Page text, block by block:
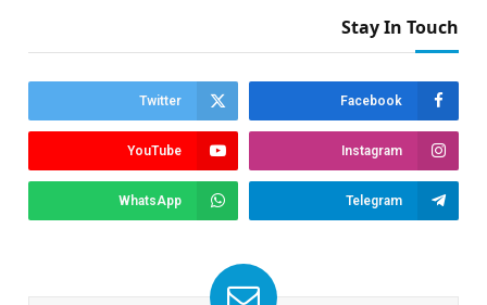
Stay In Touch
Facebook
Twitter
Instagram
YouTube
Telegram
WhatsApp